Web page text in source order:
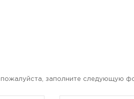
заполните следующую